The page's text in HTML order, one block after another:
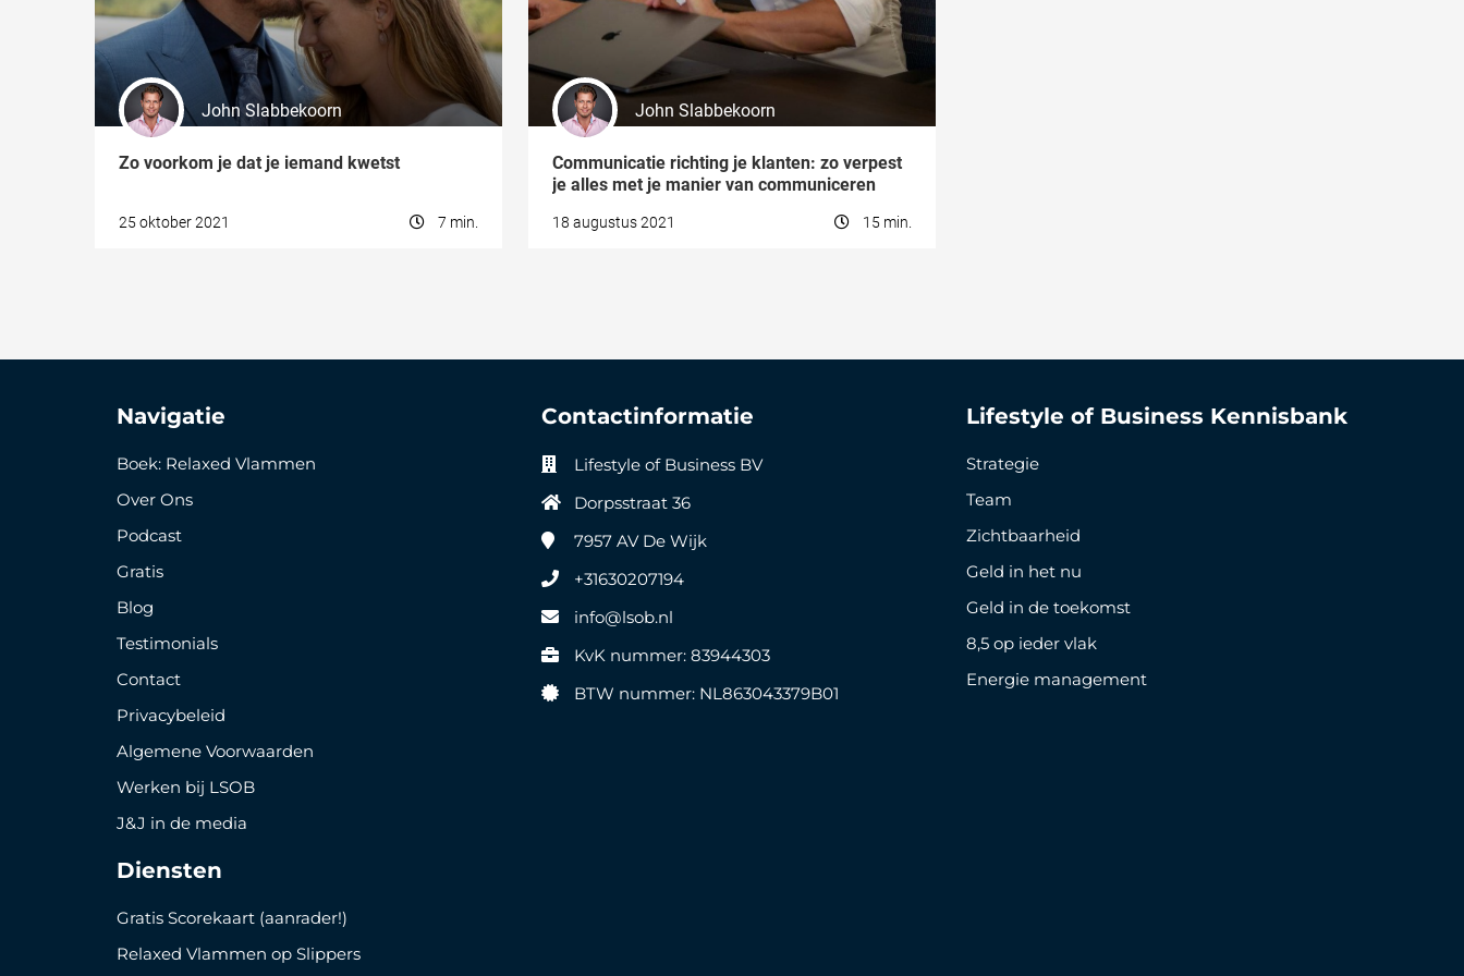
John Slabbekoorn
Zo voorkom je dat je iemand kwetst
25 oktober 2021 7 min.
John Slabbekoorn
Communicatie richting je klanten: zo verpest
je alles met je manier van communiceren
18 augustus 2021 15 min.
Navigatie
Boek: Relaxed Vlammen
Over Ons
Podcast
Gratis
Blog
Testimonials
Contact
Privacybeleid
Algemene Voorwaarden
Werken bij LSOB
J&J in de media
Diensten
Gratis Scorekaart (aanrader!)
Relaxed Vlammen op Slippers
Contactinformatie
Lifestyle of Business BV
Dorpsstraat 36
7957 AV De Wijk
+31630207194
info@lsob.nl
KvK nummer: 83944303
BTW nummer: NL863043379B01
Lifestyle of Business Kennisbank
Strategie
Team
Zichtbaarheid
Geld in het nu
Geld in de toekomst
8,5 op ieder vlak
Energie management
opslaan